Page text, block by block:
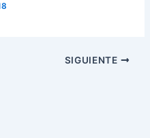
SIGUIENTE